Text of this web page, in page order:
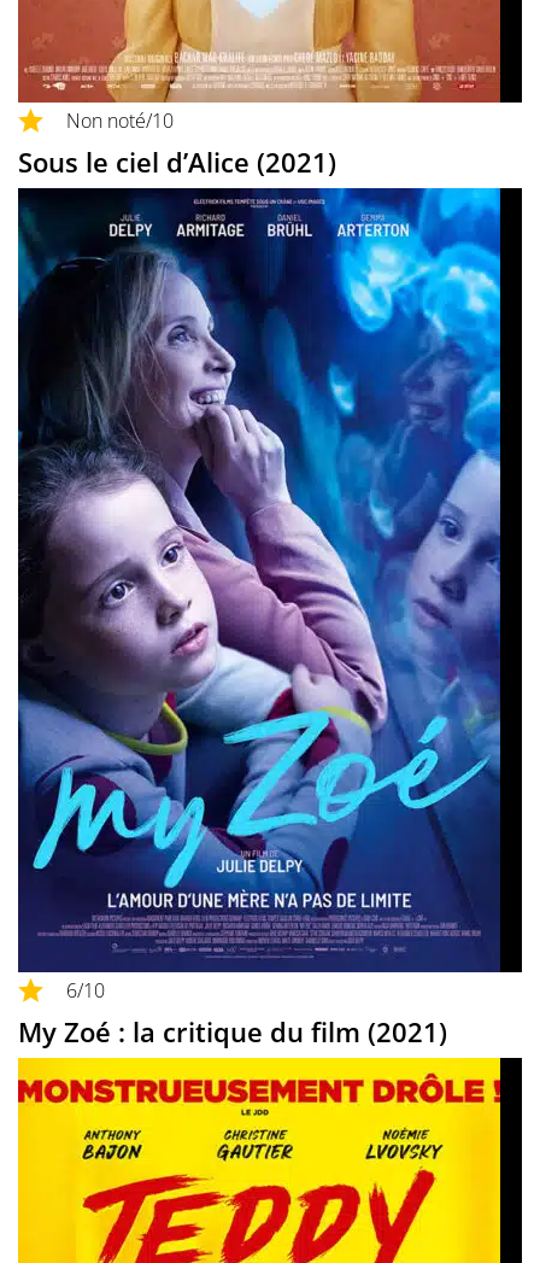
Non noté/10
Sous le ciel d’Alice (2021)
6/10
My Zoé : la critique du film (2021)